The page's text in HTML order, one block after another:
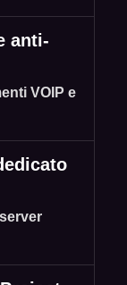
anti-
VOIP e